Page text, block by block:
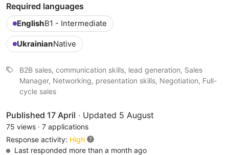
Required languages
EnglishB1 - Intermediate
UkrainianNative
B2B sales, communication skills, lead generation, Sales
Manager, Networking, presentation skills, Negotiation, Full-
cycle sales
Published 17 April · Updated 5 August
75 views · 7 applications
Response activity: High
Last responded more than a month ago